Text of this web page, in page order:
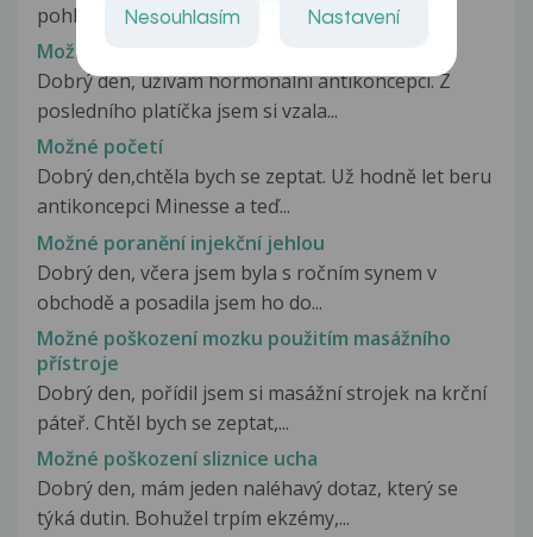
pohlavní styk. Ejakulace proběhla...
Možné otěhotnění?
Dobrý den, užívám hormonální antikoncepci. Z
posledního platíčka jsem si vzala...
Možné početí
Dobrý den,chtěla bych se zeptat. Už hodně let beru
antikoncepci Minesse a teď...
Možné poranění injekční jehlou
Dobrý den, včera jsem byla s ročním synem v
obchodě a posadila jsem ho do...
Možné poškození mozku použitím masážního
přístroje
Dobrý den, pořídil jsem si masážní strojek na krční
páteř. Chtěl bych se zeptat,...
Možné poškození sliznice ucha
Dobrý den, mám jeden naléhavý dotaz, který se
týká dutin. Bohužel trpím ekzémy,...
Nesouhlasím Nastavení